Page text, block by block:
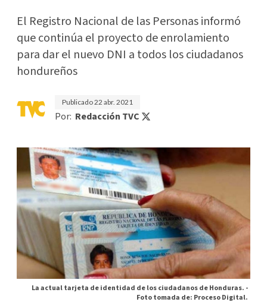
El Registro Nacional de las Personas informó
que continúa el proyecto de enrolamiento
para dar el nuevo DNI a todos los ciudadanos
hondureños
Publicado22 abr. 2021
Por: Redacción TVC
La actual tarjeta de identidad de los ciudadanos de Honduras. -
Foto tomada de: Proceso Digital.